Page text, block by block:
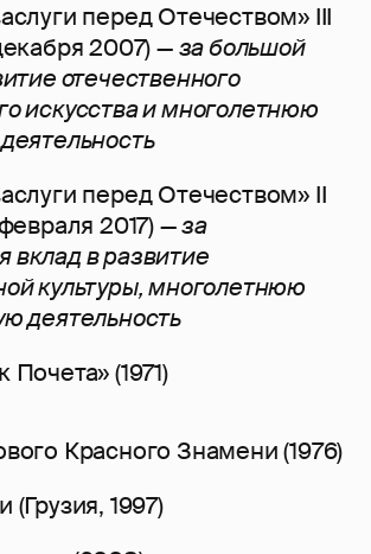
перед Отечеством» III
2007) —за большой
отечественного
искусства и многолетнюю
перед Отечеством» II
2017) —за
в развитие
культуры, многолетнюю
деятельность
(1971)
Красного Знамени (1976)
1997)